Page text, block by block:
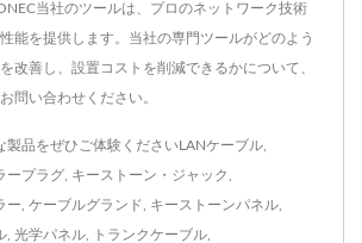
当社のツールは、プロのネットワーク技術
能を提供します。当社の専門ツールがどのよう
改善し、設置コストを削減できるかについて、
問い合わせください。
製品をぜひご体験くださいLANケーブル
ープラグ キーストーン・ジャック
ー ケーブルグランド キーストーンパネル
光学パネル トランクケーブル